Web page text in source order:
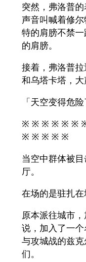
突然，弗洛普
声音叫喊着修
特的肩膀不禁
的肩膀。
接着，弗洛普
和乌塔卡塔，大
「天空变得危
※ ※ ※ ※ ※ ※
※ ※ ※ ※ ※
当空中群体被
厅。
在场的是驻扎在
原本派往城市
说，加入了一
与攻城战的兹
们。